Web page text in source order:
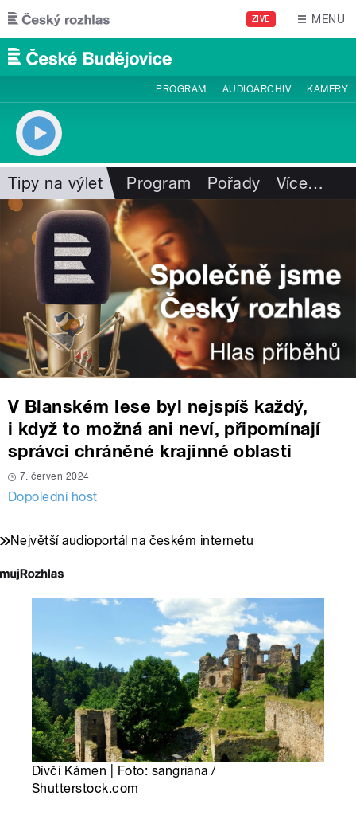
Přejít k hlavnímu obsahu
ŽIVĚ MENU
PROGRAM AUDIOARCHIV KAMERY
Tipy na výlet Program Pořady Více…
V Blanském lese byl nejspíš každý,
i když to možná ani neví, připomínají
správci chráněné krajinné oblasti
7. červen 2024
Dopolední host
Největší audioportál na českém internetu
Dívčí Kámen | Foto: sangriana /
Shutterstock.com